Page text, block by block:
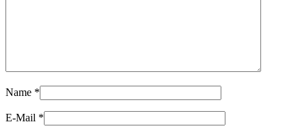
Name *
E-Mail *